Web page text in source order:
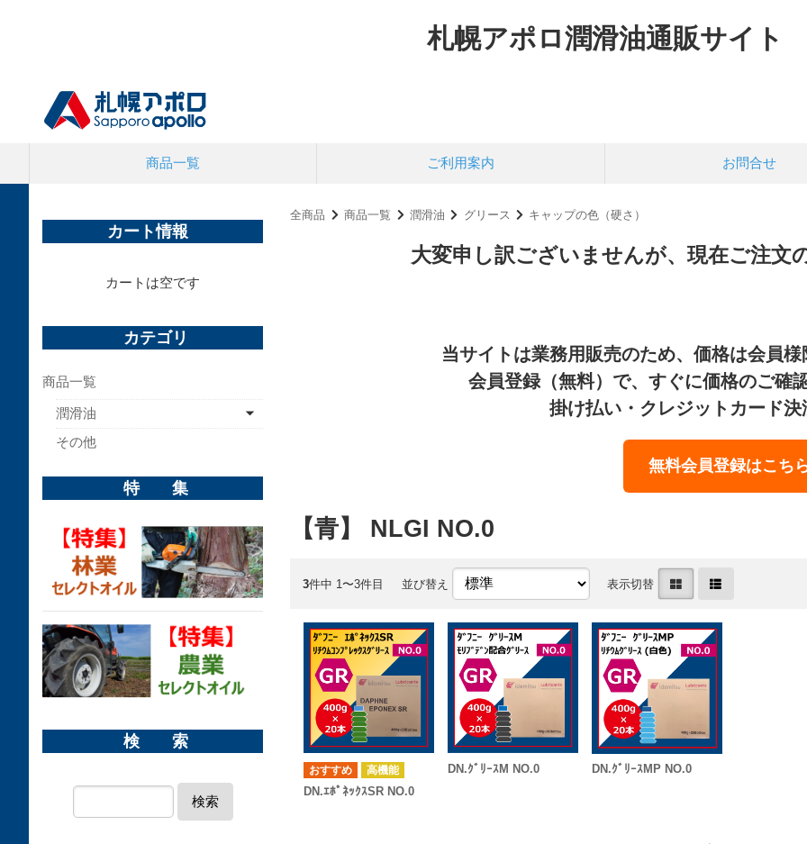
札幌アポロ潤滑油通販サイト
商品一覧 ご利用案内 お問合せ
全商品 商品一覧 潤滑油 グリース キャップの色（硬さ）
大変申し訳ございませんが、現在ご注文
当サイトは業務用販売のため、価格は会員様
会員登録（無料）で、すぐに価格のご確
掛け払い・クレジットカード決
無料会員登録はこち
【青】 NLGI NO.0
3件中 1〜3件目 並び替え 表示切替
高機能
DN.ｴﾎﾟﾈｯｸｽSR NO.0
DN.ｸﾞﾘｰｽM NO.0 DN.ｸﾞﾘｰｽMP NO.0
カート情報
カートは空です
カテゴリ
商品一覧
潤滑油
その他
特 集
検 索
検索